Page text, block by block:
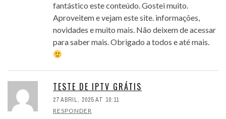
fantástico este conteúdo. Gostei muito.
Aproveitem e vejam este site. informações,
novidades e muito mais. Não deixem de acessar
para saber mais. Obrigado a todos e até mais.
TESTE DE IPTV GRÁTIS
27 ABRIL, 2025 AT 10:11
RESPONDER